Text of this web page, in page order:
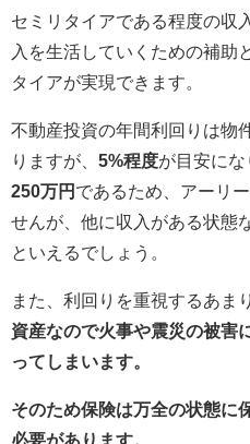
セミリタイアである程度の収
入を生活していくための補助
タイアが実現できます。
不動産投資の年間利回りは物
りますが、 5%程度が目安に
250万円 であるため、アーリ
せんが、他に収入がある状態
といえるでしょう。
また、利回りを重視するあま
資産なので火事や震災の被害
ってしまいます。
そのため保険は万全の状態に
必要があります。